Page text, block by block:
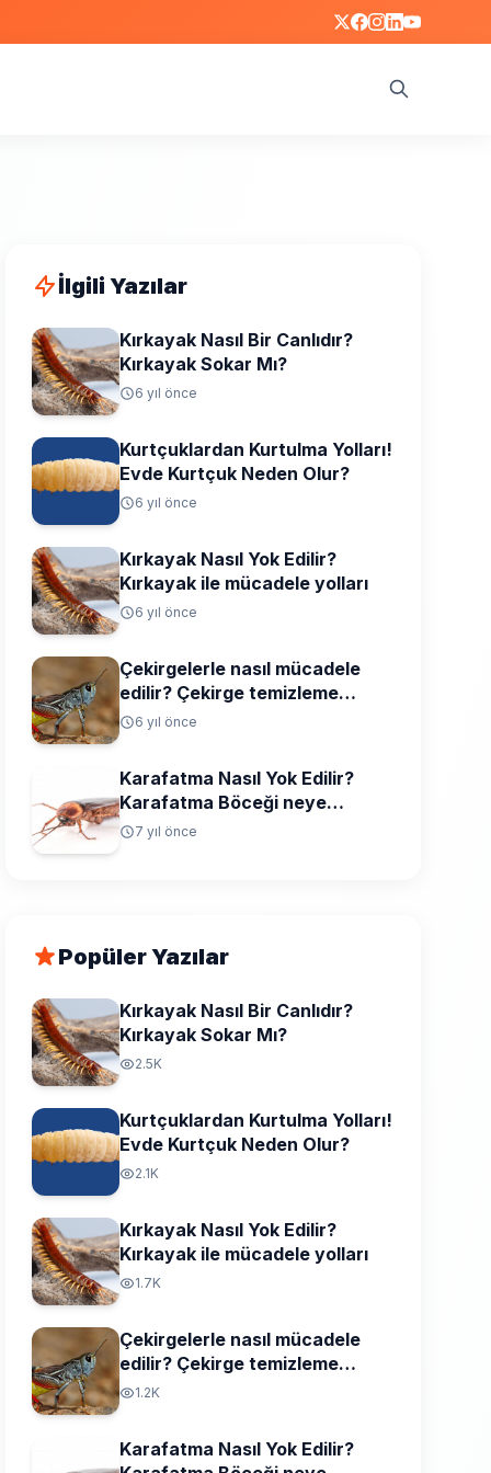
İlgili Yazılar
Kırkayak Nasıl Bir Canlıdır?
Kırkayak Sokar Mı?
6 yıl önce
Kurtçuklardan Kurtulma Yolları!
Evde Kurtçuk Neden Olur?
6 yıl önce
Kırkayak Nasıl Yok Edilir?
Kırkayak ile mücadele yolları
6 yıl önce
Çekirgelerle nasıl mücadele
edilir? Çekirge temizleme
yolları
6 yıl önce
Karafatma Nasıl Yok Edilir?
Karafatma Böceği neye
gelmez, neyi sevmez?
7 yıl önce
Popüler Yazılar
Kırkayak Nasıl Bir Canlıdır?
Kırkayak Sokar Mı?
2.5K
Kurtçuklardan Kurtulma Yolları!
Evde Kurtçuk Neden Olur?
2.1K
Kırkayak Nasıl Yok Edilir?
Kırkayak ile mücadele yolları
1.7K
Çekirgelerle nasıl mücadele
edilir? Çekirge temizleme
yolları
1.2K
Karafatma Nasıl Yok Edilir?